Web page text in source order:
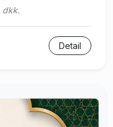
dkk.
Detail